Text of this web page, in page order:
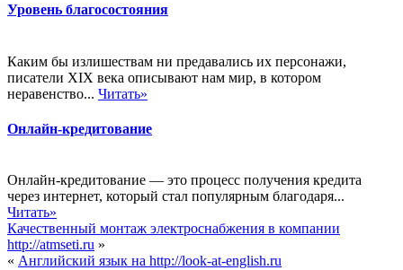
Уровень благосостояния
Каким бы излишествам ни предавались их персонажи,
писатели XIX века описывают нам мир, в котором
неравенство... Читать»
Онлайн-кредитование
Онлайн-кредитование — это процесс получения кредита
через интернет, который стал популярным благодаря...
Читать»
Качественный монтаж электроснабжения в компании
http://atmseti.ru »
« Английский язык на http://look-at-english.ru